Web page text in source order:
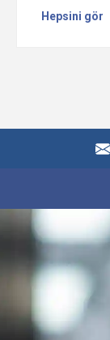
Hepsini gör